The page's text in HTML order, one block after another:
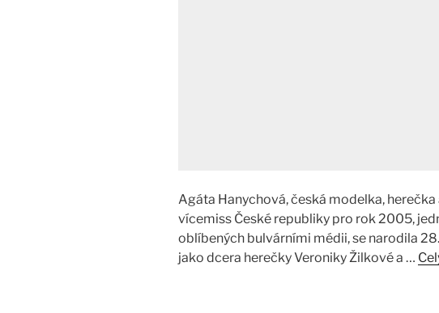
Agáta Hanychová, česká modelka,
vícemiss České republiky pro rok 2005,
oblíbených bulvárními médii, se narodila
jako dcera herečky Veroniky Žilkové a …